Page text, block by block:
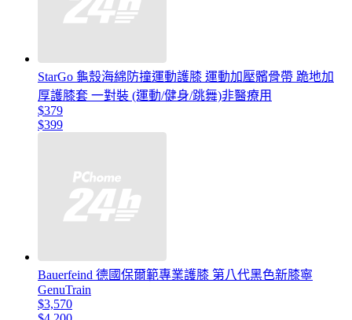
StarGo 龜殼海綿防撞運動護膝 運動加壓髕骨帶 跪地加
厚護膝套 一對裝 (運動/健身/跳舞)非醫療用
$379
$399
Bauerfeind 德國保爾範專業護膝 第八代黑色新膝寧
GenuTrain
$3,570